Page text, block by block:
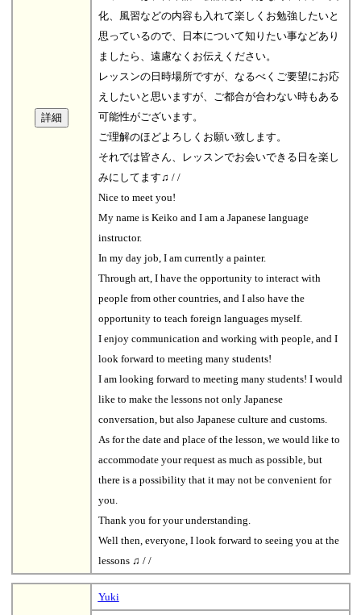
化、風習などの内容も入れて楽しくお勉強したいと
思っているので、日本について知りたい事などあり
ましたら、遠慮なくお伝えください。
レッスンの日時場所ですが、なるべくご要望にお応
えしたいと思いますが、ご都合が合わない時もある
可能性がございます。
ご理解のほどよろしくお願い致します。
それでは皆さん、レッスンでお会いできる日を楽し
みにしてます♫ / /
Nice to meet you!
My name is Keiko and I am a Japanese language
instructor.
In my day job, I am currently a painter.
Through art, I have the opportunity to interact with
people from other countries, and I also have the
opportunity to teach foreign languages myself.
I enjoy communication and working with people, and I
look forward to meeting many students!
I am looking forward to meeting many students! I would
like to make the lessons not only Japanese
conversation, but also Japanese culture and customs.
As for the date and place of the lesson, we would like to
accommodate your request as much as possible, but
there is a possibility that it may not be convenient for
you.
Thank you for your understanding.
Well then, everyone, I look forward to seeing you at the
lessons ♫ / /
Yuki